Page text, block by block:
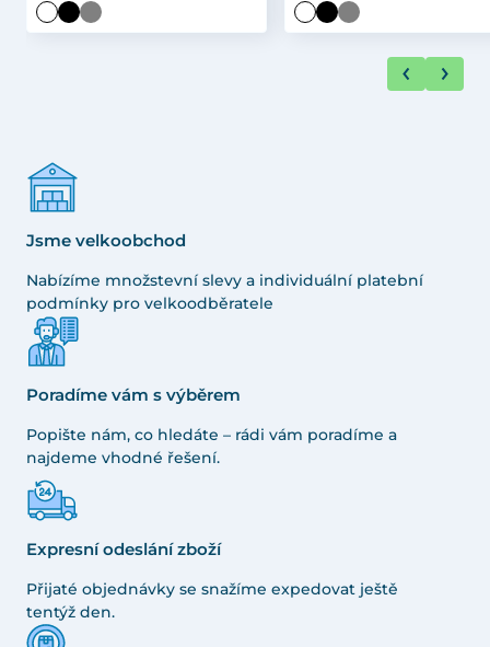
Jsme velkoobchod
Nabízíme množstevní slevy a individuální platební
podmínky pro velkoodběratele
Poradíme vám s výběrem
Popište nám, co hledáte – rádi vám poradíme a
najdeme vhodné řešení.
Expresní odeslání zboží
Přijaté objednávky se snažíme expedovat ještě
tentýž den.